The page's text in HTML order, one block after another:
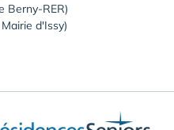
Berny-RER)
d'Issy)